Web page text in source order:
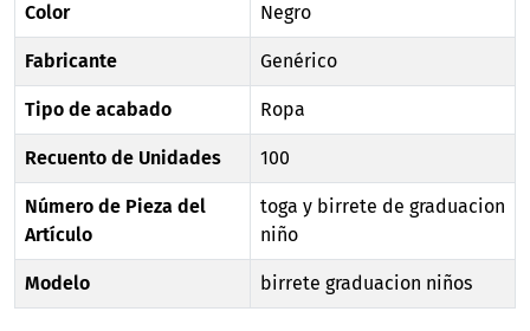
Color Negro
Fabricante Genérico
Tipo de acabado Ropa
Recuento de Unidades 100
Número de Pieza del
Artículo
toga y birrete de graduacion
niño
Modelo birrete graduacion niños